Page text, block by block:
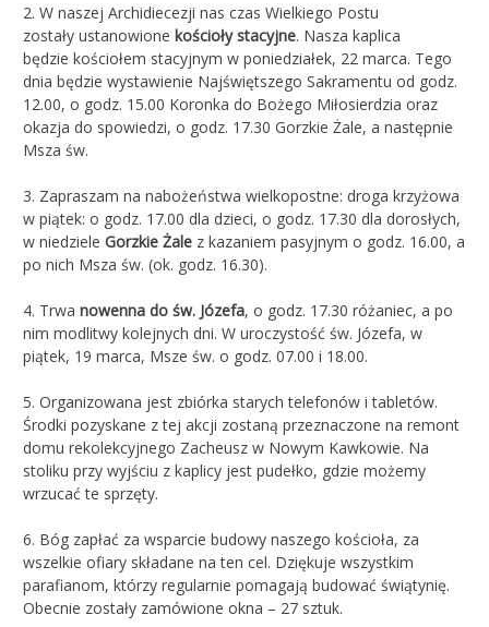
2. W naszej Archidiecezji nas czas Wielkiego Postu
zostały ustanowione kościoły stacyjne. Nasza kaplica
będzie kościołem stacyjnym w poniedziałek, 22 marca. Tego
dnia będzie wystawienie Najświętszego Sakramentu od godz.
12.00, o godz. 15.00 Koronka do Bożego Miłosierdzia oraz
okazja do spowiedzi, o godz. 17.30 Gorzkie Żale, a następnie
Msza św.
3. Zapraszam na nabożeństwa wielkopostne: droga krzyżowa
w piątek: o godz. 17.00 dla dzieci, o godz. 17.30 dla dorosłych,
w niedziele Gorzkie Żale z kazaniem pasyjnym o godz. 16.00, a
po nich Msza św. (ok. godz. 16.30).
4. Trwa nowenna do św. Józefa, o godz. 17.30 różaniec, a po
nim modlitwy kolejnych dni. W uroczystość św. Józefa, w
piątek, 19 marca, Msze św. o godz. 07.00 i 18.00.
5. Organizowana jest zbiórka starych telefonów i tabletów.
Środki pozyskane z tej akcji zostaną przeznaczone na remont
domu rekolekcyjnego Zacheusz w Nowym Kawkowie. Na
stoliku przy wyjściu z kaplicy jest pudełko, gdzie możemy
wrzucać te sprzęty.
6. Bóg zapłać za wsparcie budowy naszego kościoła, za
wszelkie ofiary składane na ten cel. Dziękuje wszystkim
parafianom, którzy regularnie pomagają budować świątynię.
Obecnie zostały zamówione okna – 27 sztuk.